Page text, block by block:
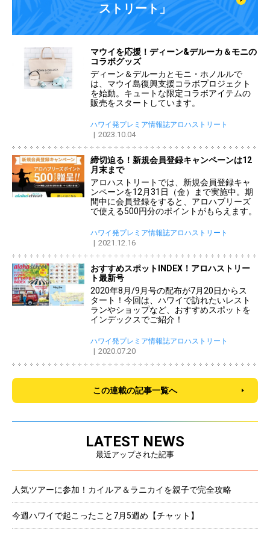
ストリート」
マウイを応援！ディーン&デルーカ＆モニの
コラボグッズ
ディーン＆デルーカとモニ・ホノルルで
は、マウイ島復興支援コラボプロジェクト
を始動。キュートな限定コラボアイテムの
販売をスタートしています。
ハワイ発プレミア情報誌アロハストリート
2023.10.04
締切迫る！新規会員登録キャンペーンは12
月末まで
アロハストリートでは、新規会員登録キャ
ンペーンを12月31日（金）まで実施中。期
間中に会員登録をすると、アロハブリーズ
で使える500円分のポイントがもらえます。
ハワイ発プレミア情報誌アロハストリート
2021.12.16
おすすめスポットINDEX！アロハストリー
ト最新号
2020年8月/9月号の配布が7月20日からス
タート！今回は、ハワイで訪れたいレスト
ランやショップなど、おすすめスポットを
インデックスでご紹介！
ハワイ発プレミア情報誌アロハストリート
2020.07.20
この連載の記事一覧へ
LATEST NEWS
最近アップされた記事
人気ツアーに参加！カイルア＆ラニカイを親子で完全攻略
今週ハワイで起こったこと7月5週め【チャット】